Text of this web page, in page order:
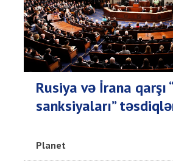
Rusiya və İrana qarşı
sanksiyaları”
Planet